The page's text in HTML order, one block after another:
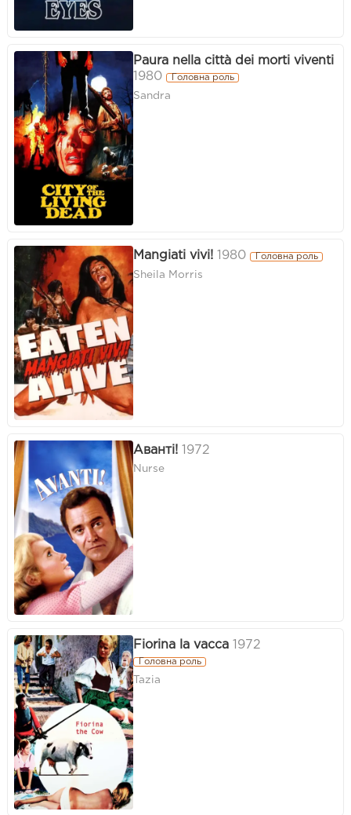
Paura nella città dei morti viventi
1980
Головна роль
Sandra
Mangiati vivi! 1980 Головна роль
Sheila Morris
Аванті! 1972
Nurse
Fiorina la vacca 1972
Головна роль
Tazia